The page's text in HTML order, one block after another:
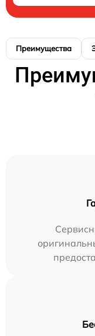
Преимущества